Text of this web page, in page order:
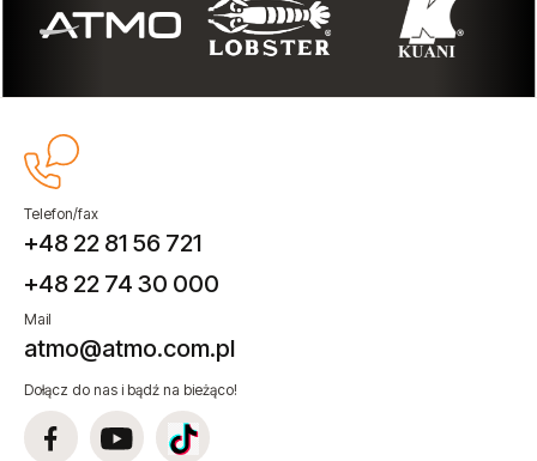
Telefon/fax
+48 22 81 56 721
+48 22 74 30 000
Mail
atmo@atmo.com.pl
Dołącz do nas i bądź na bieżąco!